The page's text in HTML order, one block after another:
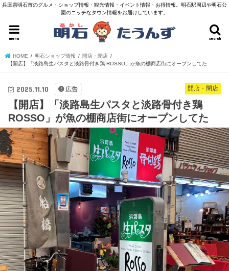
兵庫県明石市のグルメ・ショップ情報・観光情報・イベント情報・お得情報。明石駅周辺や明石公
園のニッチなタウン情報をお届けしています。
search
menu
HOME 明石ショップ情報
開店・閉店
【開店】「淡路島生パスタと淡路骨付き鶏 ROSSO」が魚の棚商店街にオープンしてた
開店・閉店
2025.11.10 広告
【開店】「淡路島生パスタと淡路骨付き鶏
ROSSO」が魚の棚商店街にオープンしてた